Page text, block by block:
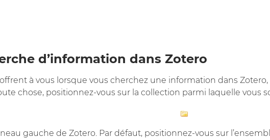
d’information dans Zotero
à vous lorsque vous cherchez une information dans
chose, positionnez-vous sur la collection parmi laquelle vous
gauche de Zotero. Par défaut, positionnez-vous sur